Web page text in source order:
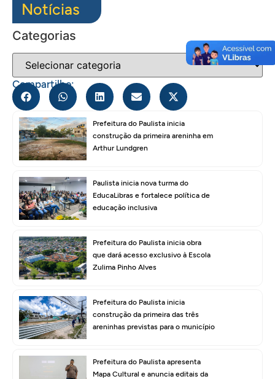
Notícias
Categorias
Compartilhe:
Prefeitura do Paulista inicia
construção da primeira areninha em
Arthur Lundgren
Paulista inicia nova turma do
EducaLibras e fortalece política de
educação inclusiva
Prefeitura do Paulista inicia obra
que dará acesso exclusivo à Escola
Zulima Pinho Alves
Prefeitura do Paulista inicia
construção da primeira das três
areninhas previstas para o município
Prefeitura do Paulista apresenta
Mapa Cultural e anuncia editais da